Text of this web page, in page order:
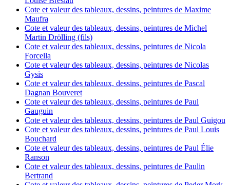
Cote et valeur des tableaux, dessins, peintures de Maxime
Maufra
Cote et valeur des tableaux, dessins, peintures de Michel
Martin Drölling (fils)
Cote et valeur des tableaux, dessins, peintures de Nicola
Forcella
Cote et valeur des tableaux, dessins, peintures de Nicolas
Gysis
Cote et valeur des tableaux, dessins, peintures de Pascal
Dagnan Bouveret
Cote et valeur des tableaux, dessins, peintures de Paul
Gauguin
Cote et valeur des tableaux, dessins, peintures de Paul Guigou
Cote et valeur des tableaux, dessins, peintures de Paul Louis
Bouchard
Cote et valeur des tableaux, dessins, peintures de Paul Élie
Ranson
Cote et valeur des tableaux, dessins, peintures de Paulin
Bertrand